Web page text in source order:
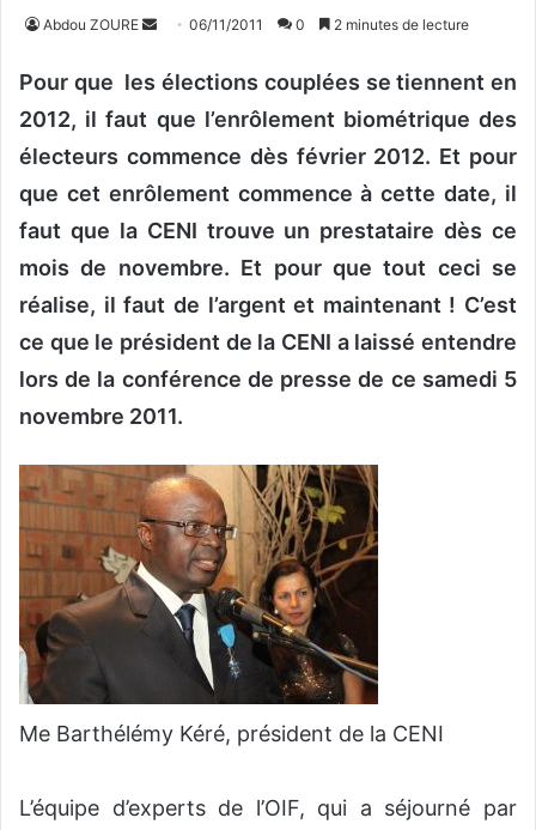
Abdou ZOURE
v
e
u
c
o
u
l
06/11/2011 0 2 minutes de lecture
Pour que les élections couplées se tiennent en
2012, il faut que l’enrôlement biométrique des
électeurs commence dès février 2012. Et pour
que cet enrôlement commence à cette date, il
faut que la CENI trouve un prestataire dès ce
mois de novembre. Et pour que tout ceci se
réalise, il faut de l’argent et maintenant ! C’est
ce que le président de la CENI a laissé entendre
lors de la conférence de presse de ce samedi 5
novembre 2011.
Me Barthélémy Kéré, président de la CENI
L’équipe d’experts de l’OIF, qui a séjourné par